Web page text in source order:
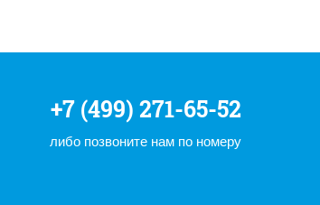
+7 (499) 271-65-52
либо позвоните нам по номеру